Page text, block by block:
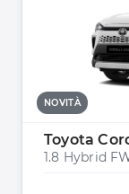
NOVITÀ
Toyota
1.8 Hybrid